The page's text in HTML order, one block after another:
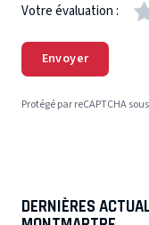
Votre évaluation :
Envoyer
Protégé par reCAPTCHA sous
DERNIÈRES